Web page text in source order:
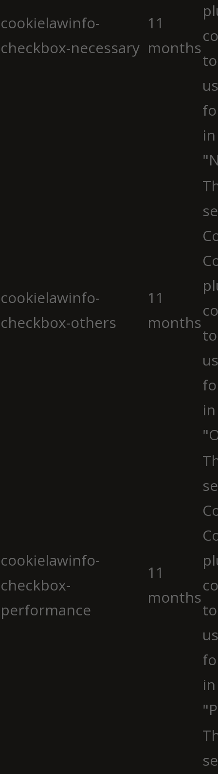
cookielawinfo-
checkbox-necessary
11
months
cookielawinfo-
checkbox-others
11
months
cookielawinfo-
checkbox-
performance
11
months